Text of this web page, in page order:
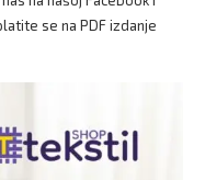
se na PDF izdanje